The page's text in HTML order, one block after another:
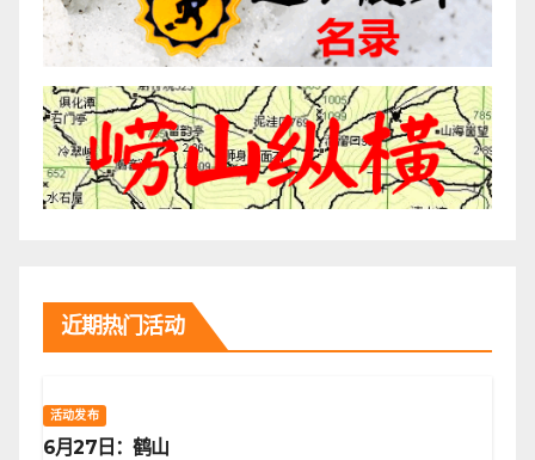
近期热门活动
活动发布
6月27日：鹤山